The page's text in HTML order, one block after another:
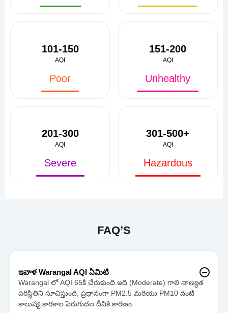
101-150
AQI
Poor
151-200
AQI
Unhealthy
201-300
AQI
Severe
301-500+
AQI
Hazardous
FAQ’S
ఇవాళ Warangal AQI ఏమిటి
Warangal లో AQI 65కి చేరుకుంది.ఇది (Moderate) గాలి నాణ్యత
పరిస్థితిని సూచిస్తుంది, ప్రధానంగా PM2.5 మరియు PM10 వంటి
కాలుష్య కారకాల పెరుగుదల దీనికి కారణం.